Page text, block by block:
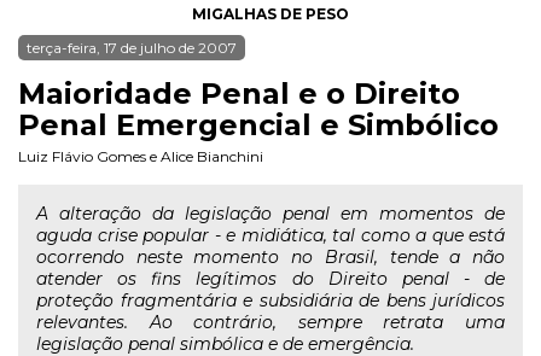
MIGALHAS DE PESO
terça-feira, 17 de julho de 2007
Maioridade Penal e o Direito
Penal Emergencial e Simbólico
Luiz Flávio Gomes e Alice Bianchini
A alteração da legislação penal em momentos de
aguda crise popular - e midiática, tal como a que está
ocorrendo neste momento no Brasil, tende a não
atender os fins legítimos do Direito penal - de
proteção fragmentária e subsidiária de bens jurídicos
relevantes. Ao contrário, sempre retrata uma
legislação penal simbólica e de emergência.